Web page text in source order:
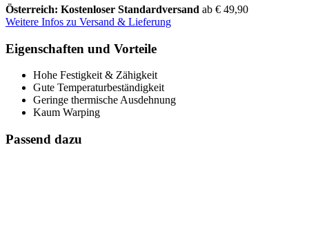
Österreich: Kostenloser Standardversand ab € 49,90
Weitere Infos zu Versand & Lieferung
Eigenschaften und Vorteile
Hohe Festigkeit & Zähigkeit
Gute Temperaturbeständigkeit
Geringe thermische Ausdehnung
Kaum Warping
Passend dazu